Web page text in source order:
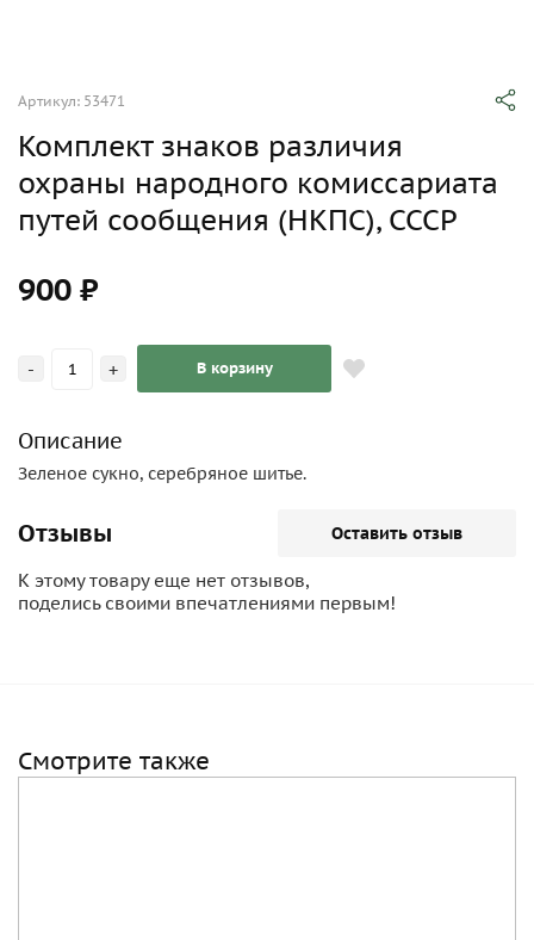
Артикул: 53471
Комплект знаков различия
охраны народного комиссариата
путей сообщения (НКПС), СССР
900 ₽
- + В корзину
Описание
Зеленое сукно, серебряное шитье.
Отзывы Оставить отзыв
К этому товару еще нет отзывов,
поделись своими впечатлениями первым!
Смотрите также